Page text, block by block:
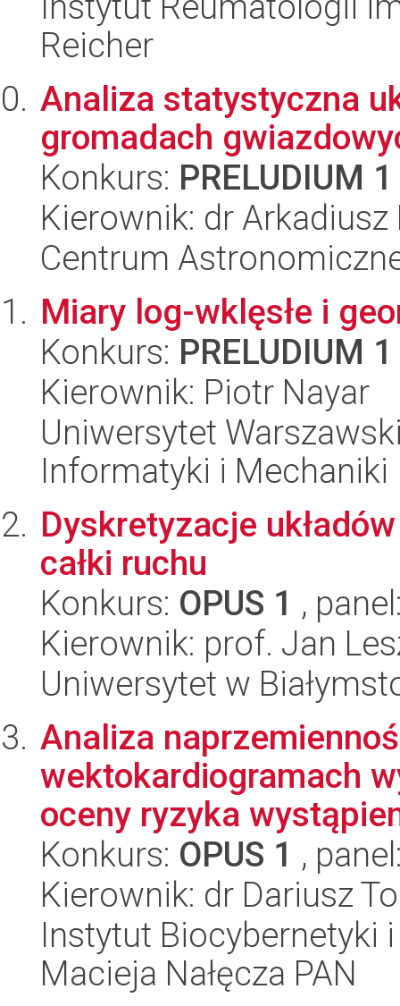
Reicher
Analiza statystyczna
gromadach
Konkurs: PRELUDIUM 1
Kierownik: dr
Centrum
Miary log-wklęsłe i
Konkurs: PRELUDIUM 1
Kierownik: Piotr Nayar
Uniwersytet
Informatyki i Mechaniki
Dyskretyzacje
całki ruchu
Konkurs: OPUS 1 ,
Kierownik: prof. Jan
Uniwersytet w
Analiza
wektokardiogramach
oceny ryzyka
Konkurs: OPUS 1 ,
Kierownik: dr Dariusz
Instytut Biocybernetyki
Macieja Nałęcza PAN